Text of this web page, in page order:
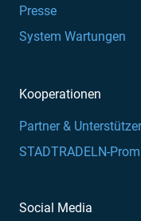
Presse
System Wartungen
Kooperationen
Partner & Unterstützer
STADTRADELN-
Social Media